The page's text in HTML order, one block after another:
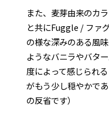
また、麦芽由来のカ
と共にFuggle / ファ
の様な深みのある風
ようなバニラやバタ
度によって感じられ
がもう少し穏やかで
の反省です）